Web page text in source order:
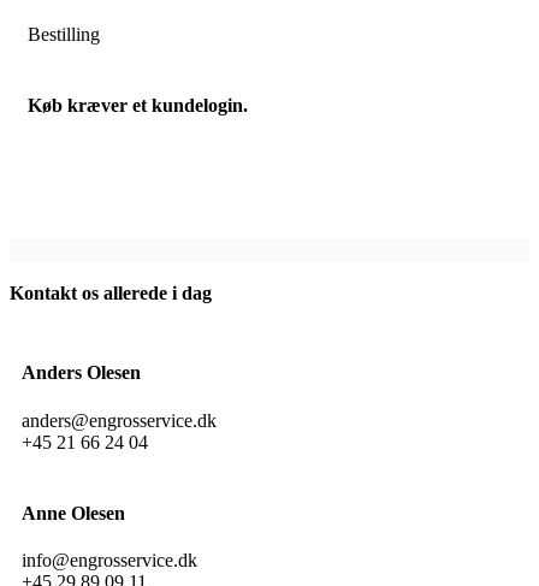
Bestilling
Køb kræver et kundelogin.
Kontakt os allerede i dag
Anders Olesen
anders@engrosservice.dk
+45 21 66 24 04
Anne Olesen
info@engrosservice.dk
+45 29 89 09 11